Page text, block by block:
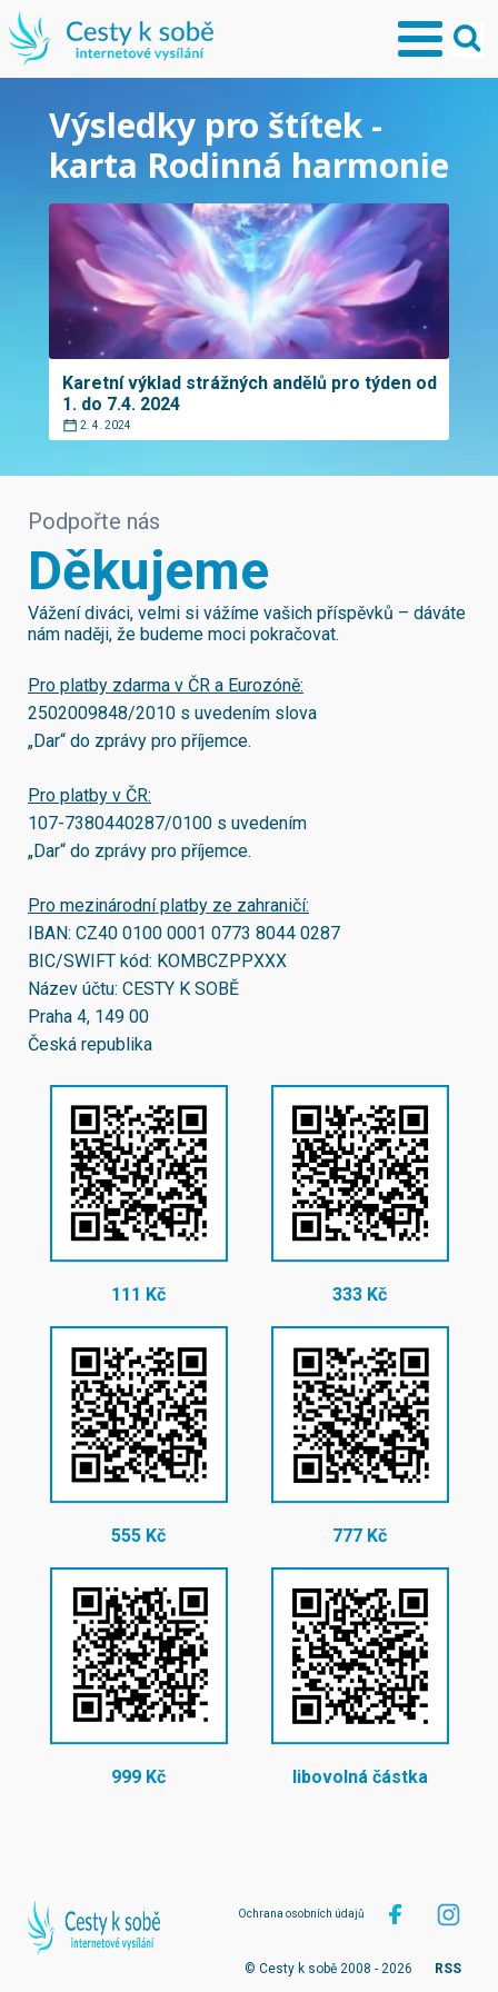
Výsledky pro štítek -
karta Rodinná harmonie
Karetní výklad strážných andělů pro týden od
1. do 7.4. 2024
2. 4. 2024
Podpořte nás
Děkujeme
Vážení diváci, velmi si vážíme vašich příspěvků – dáváte
nám naději, že budeme moci pokračovat.
Pro platby zdarma v ČR a Eurozóně:
2502009848/2010 s uvedením slova
„Dar“ do zprávy pro příjemce.
Pro platby v ČR:
107-7380440287/0100 s uvedením
„Dar“ do zprávy pro příjemce.
Pro mezinárodní platby ze zahraničí:
IBAN: CZ40 0100 0001 0773 8044 0287
BIC/SWIFT kód: KOMBCZPPXXX
Název účtu: CESTY K SOBĚ
Praha 4, 149 00
Česká republika
111 Kč 333 Kč
555 Kč 777 Kč
999 Kč libovolná částka
Ochrana osobních údajů
© Cesty k sobě 2008 - 2026 RSS